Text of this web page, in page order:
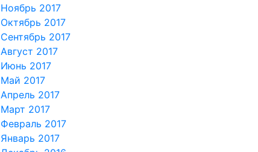
Ноябрь 2017
Октябрь 2017
Сентябрь 2017
Август 2017
Июнь 2017
Май 2017
Апрель 2017
Март 2017
Февраль 2017
Январь 2017